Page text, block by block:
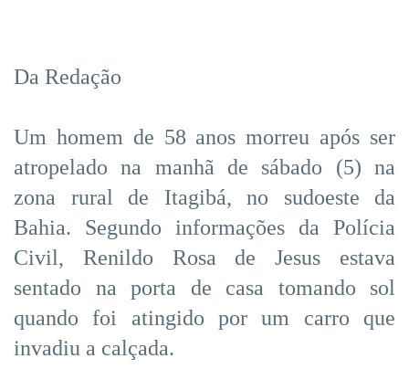
Da Redação
Um homem de 58 anos morreu após ser
atropelado na manhã de sábado (5) na
zona rural de Itagibá, no sudoeste da
Bahia. Segundo informações da Polícia
Civil, Renildo Rosa de Jesus estava
sentado na porta de casa tomando sol
quando foi atingido por um carro que
invadiu a calçada.